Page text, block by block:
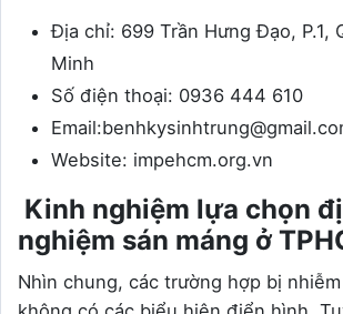
Địa chỉ: 699 Trần Hưng Đạo, P.1,
Minh
Số điện thoại: 0936 444 610
Website: impehcm.org.vn
Kinh nghiệm lựa chọn
nghiệm sán máng ở
Nhìn chung, các trường hợp bị